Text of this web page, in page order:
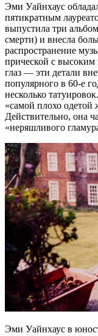
Эми Уайнхаус
пятикратным
выпустила три
смерти) и внесла
распространение
прической с высоким
глаз — эти детали
популярного в 60-е
несколько
«самой плохо одетой
Действительно, она
«неряшливого
Эми Уайнхаус в